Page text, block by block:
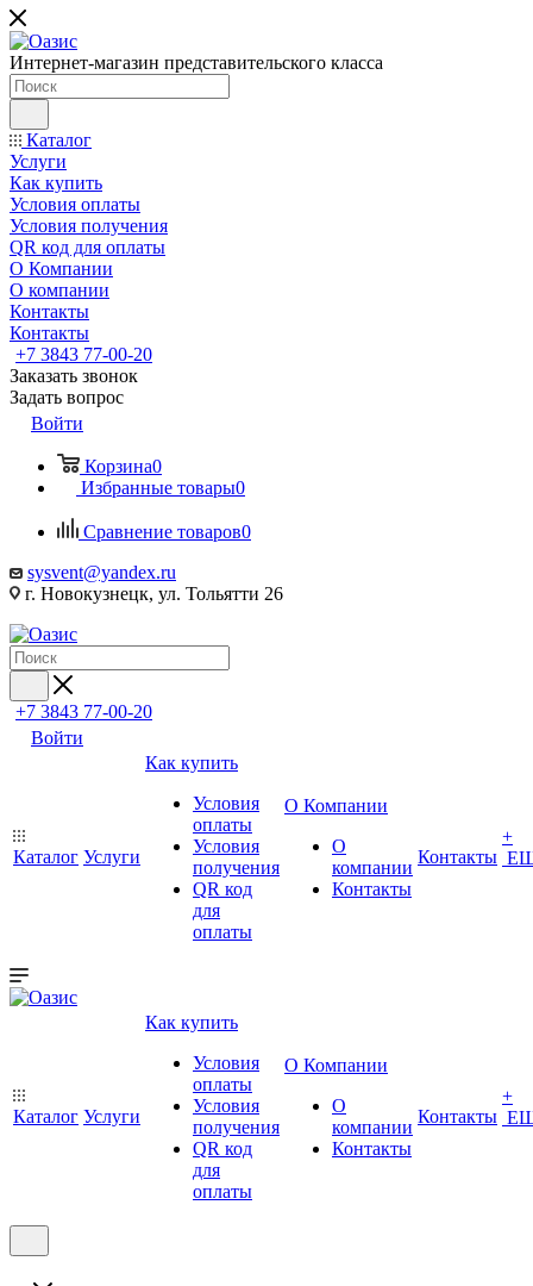
Интернет-магазин представительского класса
Каталог
Услуги
Как купить
Условия оплаты
Условия получения
QR код для оплаты
О Компании
О компании
Контакты
Контакты
+7 3843 77-00-20
Заказать звонок
Задать вопрос
Войти
Корзина0
Избранные товары0
Сравнение товаров0
sysvent@yandex.ru
г. Новокузнецк, ул. Тольятти 26
+7 3843 77-00-20
Войти
Каталог Услуги
Как купить
Условия
оплаты
Условия
получения
QR код
для
оплаты
О Компании
О
компании
Контакты
Контакты
+
Каталог Услуги
Как купить
Условия
оплаты
Условия
получения
QR код
для
оплаты
О Компании
О
компании
Контакты
Контакты
+